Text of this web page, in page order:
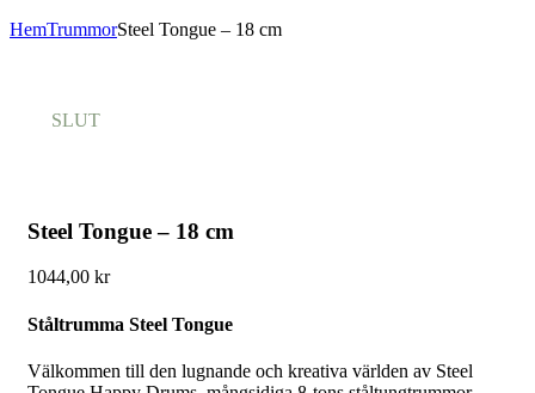
HemTrummorSteel Tongue – 18 cm
SLUT
Steel Tongue – 18 cm
1044,00 kr
Ståltrumma Steel Tongue
Välkommen till den lugnande och kreativa världen av Steel